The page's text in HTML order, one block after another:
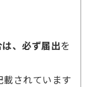
、必ず届出を
されています